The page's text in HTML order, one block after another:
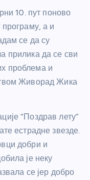
10. пут поново
а и
се да су
прилика да се сви
проблема и
Живорад Жика
“Поздрав лету”
естрадне звезде.
добри и
је неку
се јер добро